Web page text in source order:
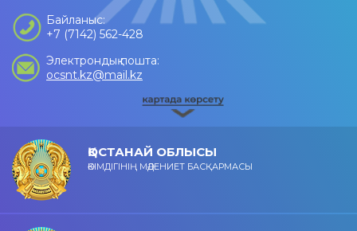
Байланыс:
+7 (7142) 562-428
Электрондық пошта:
ocsnt.kz@mail.kz
ҚОСТАНАЙ ОБЛЫСЫ
ӘКІМДІГІНІҢ МӘДЕНИЕТ БАСҚАРМАСЫ